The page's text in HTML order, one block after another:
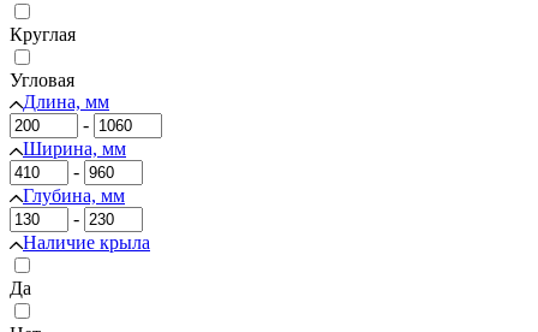
Круглая
Угловая
Длина, мм
-
Ширина, мм
-
Глубина, мм
-
Наличие крыла
Да